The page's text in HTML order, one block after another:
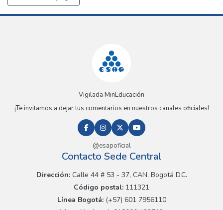
Vigilada MinEducación
¡Te invitamos a dejar tus comentarios en nuestros canales oficiales!
@esapoficial
Contacto Sede Central
Dirección:Calle 44 # 53 - 37, CAN, Bogotá D.C.
Código postal: 111321
Línea Bogotá:(+57) 601 7956110